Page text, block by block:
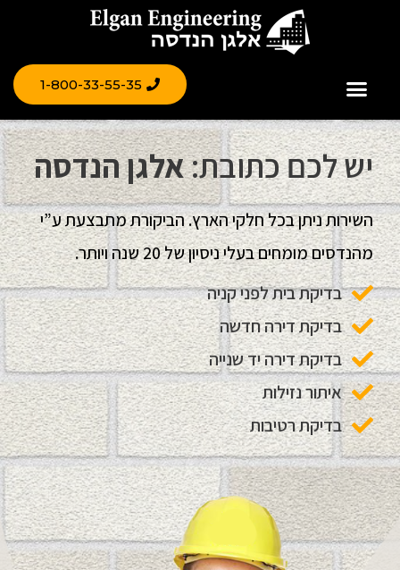
1-800-33-55-35
יש לכם כתובת:אלגן הנדסה
השירות ניתן בכל חלקי הארץ. הביקורת מתבצעת ע”י
מהנדסים מומחים בעלי ניסיון של 20 שנה ויותר.
בדיקת בית לפני קניה
בדיקת דירה חדשה
בדיקת דירה יד שנייה
איתור נזילות
בדיקת רטיבות